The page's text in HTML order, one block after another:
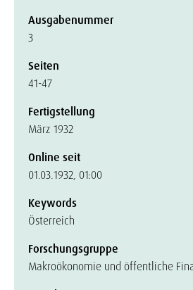
Ausgabenummer
3
Seiten
41-47
Fertigstellung
März 1932
Online seit
01.03.1932, 01:00
Keywords
Österreich
Forschungsgruppe
Makroökonomie und öffentliche